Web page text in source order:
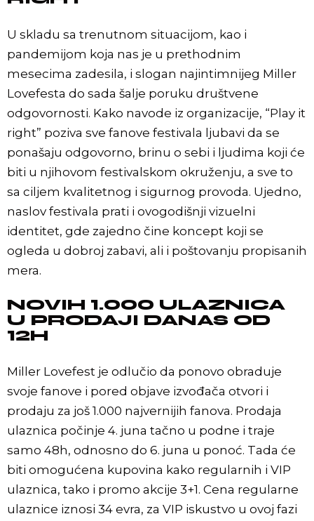
U skladu sa trenutnom situacijom, kao i
pandemijom koja nas je u prethodnim
mesecima zadesila, i slogan najintimnijeg Miller
Lovefesta do sada šalje poruku društvene
odgovornosti. Kako navode iz organizacije, “Play it
right” poziva sve fanove festivala ljubavi da se
ponašaju odgovorno, brinu o sebi i ljudima koji će
biti u njihovom festivalskom okruženju, a sve to
sa ciljem kvalitetnog i sigurnog provoda. Ujedno,
naslov festivala prati i ovogodišnji vizuelni
identitet, gde zajedno čine koncept koji se
ogleda u dobroj zabavi, ali i poštovanju propisanih
mera.
NOVIH 1.000 ULAZNICA
U PRODAJI DANAS OD
12H
Miller Lovefest je odlučio da ponovo obraduje
svoje fanove i pored objave izvođača otvori i
prodaju za još 1.000 najvernijih fanova. Prodaja
ulaznica počinje 4. juna tačno u podne i traje
samo 48h, odnosno do 6. juna u ponoć. Tada će
biti omogućena kupovina kako regularnih i VIP
ulaznica, tako i promo akcije 3+1. Cena regularne
ulaznice iznosi 34 evra, za VIP iskustvo u ovoj fazi